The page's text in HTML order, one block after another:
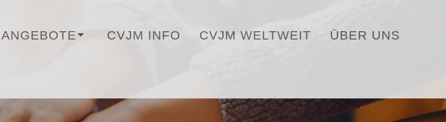
ANGEBOTE CVJM INFO CVJM WELTWEIT ÜBER UNS